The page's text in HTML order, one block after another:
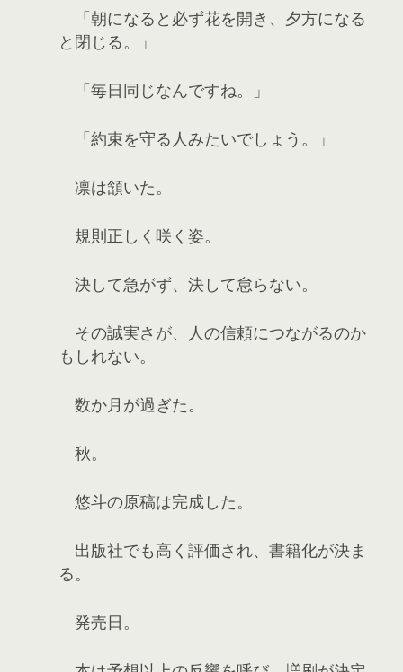
「朝になると必ず花を開き、夕方になる
と閉じる。」
「毎日同じなんですね。」
「約束を守る人みたいでしょう。」
凛は頷いた。
規則正しく咲く姿。
決して急がず、決して怠らない。
その誠実さが、人の信頼につながるのか
もしれない。
数か月が過ぎた。
秋。
悠斗の原稿は完成した。
出版社でも高く評価され、書籍化が決ま
る。
発売日。